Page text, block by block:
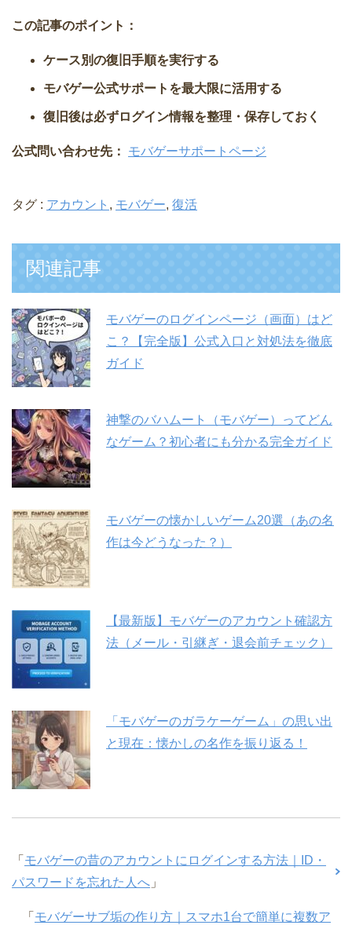
この記事のポイント：
ケース別の復旧手順を実行する
モバゲー公式サポートを最大限に活用する
復旧後は必ずログイン情報を整理・保存しておく
公式問い合わせ先： モバゲーサポートページ
タグ : アカウント , モバゲー, 復活
関連記事
モバゲーのログインページ（画面）はど
こ？【完全版】公式入口と対処法を徹底
ガイド
神撃のバハムート（モバゲー）ってどん
なゲーム？初心者にも分かる完全ガイド
モバゲーの懐かしいゲーム20選（あの名
作は今どうなった？）
【最新版】モバゲーのアカウント確認方
法（メール・引継ぎ・退会前チェック）
「モバゲーのガラケーゲーム」の思い出
と現在：懐かしの名作を振り返る！
「 モバゲーの昔のアカウントにログインする方法｜ID・
パスワードを忘れた人へ 」
「 モバゲーサブ垢の作り方｜スマホ1台で簡単に複数ア